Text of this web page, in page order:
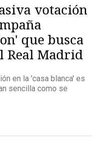
votación
que busca
Real Madrid
en la 'casa blanca' es
sencilla como se